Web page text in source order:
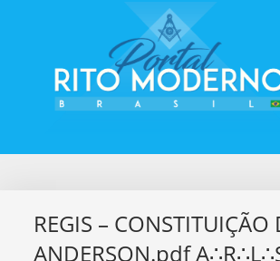
REGIS – CONSTITUIÇÃO
ANDERSON.pdf